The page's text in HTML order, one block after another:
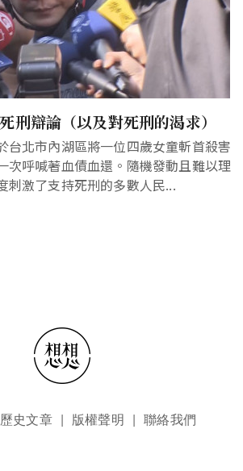
刑辯論（以及對死刑的渴求）
台北市內湖區將一位四歲女童斬首殺害
次呼喊著血債血還。隨機發動且難以理
刺激了支持死刑的多數人民...
歷史文章 版權聲明 聯絡我們